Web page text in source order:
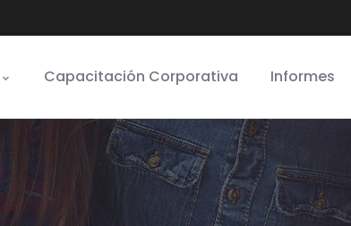
Capacitación Corporativa Informes